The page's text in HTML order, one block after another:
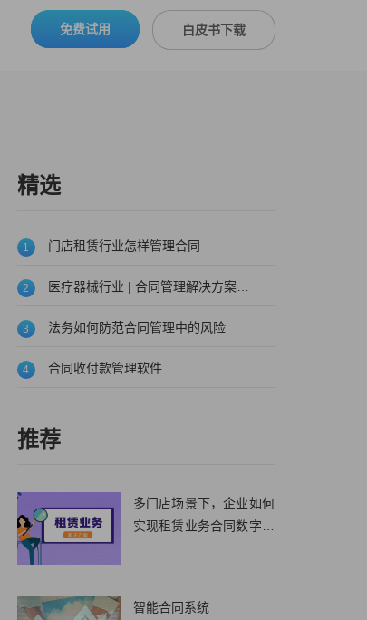
免费试用 白皮书下载
精选
1 门店租赁行业怎样管理合同
2 医疗器械行业 | 合同管理解决方案重磅来袭!
3 法务如何防范合同管理中的风险
4 合同收付款管理软件
推荐
多门店场景下，企业如何
实现租赁业务合同数字化
智能合同系统